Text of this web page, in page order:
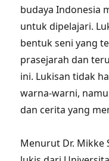
budaya Indonesia
untuk dipelajari.
bentuk seni yang
prasejarah dan
ini. Lukisan tidak
warna-warni,
dan cerita yang
Menurut Dr. Mikke